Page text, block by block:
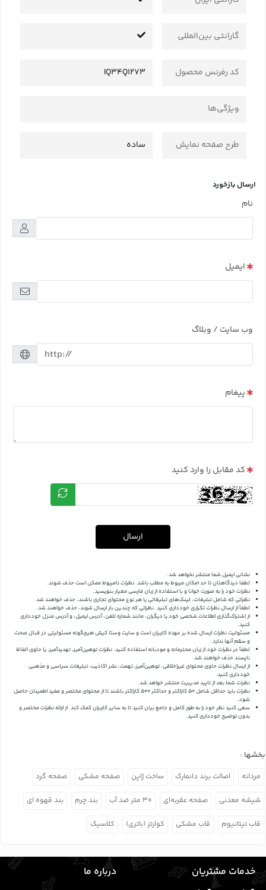
گارانتی بین‌المللی
کد رفرنس محصول IQ34Q1273
ویژگی‌ها
طرح صفحه نمایش ساده
ارسال بازخورد
نام
ایمیل
وب سایت / وبلاگ
پیغام
کد مقابل را وارد کنید
ارسال
نشانی ایمیل شما منتشر نخواهد شد.
لطفا دیدگاهتان تا حد امکان مربوط به مطلب باشد. نظرات نامربوط ممکن است حذف شوند.
نظرات خود را به صورت خوانا و با استفاده از زبان فارسی معیار بنویسید.
نظراتی که شامل تبلیغات، لینک‌های تبلیغاتی یا هر نوع محتوای تجاری باشند، حذف خواهند شد.
لطفاً از ارسال نظرات تکراری خودداری کنید. نظراتی که چندین بار ارسال شوند، حذف خواهند شد.
از اشتراک‌گذاری اطلاعات شخصی خود یا دیگران، مانند شماره تلفن، آدرس ایمیل، و آدرس منزل خودداری
کنید.
مسئولیت نظرات ارسال شده بر عهده کاربران است و سایت وستا کیش هیچگونه مسئولیتی در قبال صحت
و سقم آنها ندارد.
لطفاً در نظرات خود از زبان محترمانه و مودبانه استفاده کنید. نظرات توهین‌آمیز، تهدیدآمیز، یا حاوی الفاظ
ناپسند حذف خواهند شد.
از ارسال نظرات حاوی محتوای غیراخلاقی، توهین‌آمیز، تهمت، نشر اکاذیب، تبلیغات سیاسی و مذهبی
خودداری کنید.
نظرات شما بعد از تایید مدیریت منتشر خواهد شد.
نظرات باید حداقل شامل 50 کاراکتر و حداکثر 500 کاراکتر باشند تا از محتوای مختصر و مفید اطمینان حاصل
شود.
سعی کنید نظر خود را به طور کامل و جامع بیان کنید تا به سایر کاربران کمک کند.از ارائه نظرات مختصر و
بدون توضیح خودداری کنید.
بخشها :
مردانه اصالت برند دانمارک ساخت ژاپن صفحه مشکی صفحه گرد
شیشه معدنی صفحه عقربه‌ای ۳۰ متر ضد آب بند چرم بند قهوه ای
قاب تیتانیوم قاب مشکی کوارتز (باتری) کلاسیک
خدمات مشتریان
درباره ما